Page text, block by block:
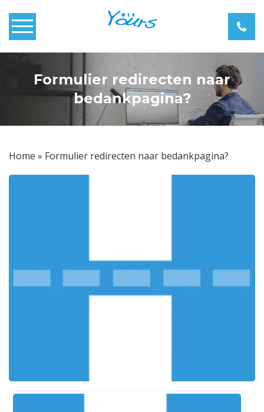
Home
Over Webyours
Webdesign
Webshops
Formulier redirecten naar
bedankpagina?
Home » Formulier redirecten naar bedankpagina?